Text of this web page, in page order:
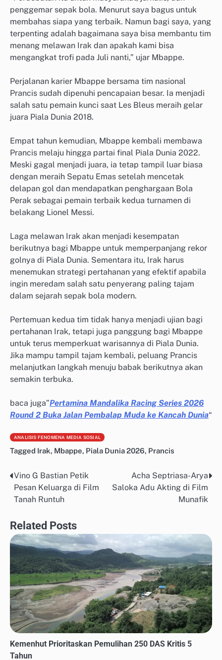
penggemar sepak bola. Menurut saya bagus untuk
membahas siapa yang terbaik. Namun bagi saya, yang
terpenting adalah bagaimana saya bisa membantu tim
menang melawan Irak dan apakah kami bisa
mengangkat trofi pada Juli nanti,” ujar Mbappe.
Perjalanan karier Mbappe bersama tim nasional
Prancis sudah dipenuhi pencapaian besar. Ia menjadi
salah satu pemain kunci saat Les Bleus meraih gelar
juara Piala Dunia 2018.
Empat tahun kemudian, Mbappe kembali membawa
Prancis melaju hingga partai final Piala Dunia 2022.
Meski gagal menjadi juara, ia tetap tampil luar biasa
dengan meraih Sepatu Emas setelah mencetak
delapan gol dan mendapatkan penghargaan Bola
Perak sebagai pemain terbaik kedua turnamen di
belakang Lionel Messi.
Laga melawan Irak akan menjadi kesempatan
berikutnya bagi Mbappe untuk memperpanjang rekor
golnya di Piala Dunia. Sementara itu, Irak harus
menemukan strategi pertahanan yang efektif apabila
ingin meredam salah satu penyerang paling tajam
dalam sejarah sepak bola modern.
Pertemuan kedua tim tidak hanya menjadi ujian bagi
pertahanan Irak, tetapi juga panggung bagi Mbappe
untuk terus memperkuat warisannya di Piala Dunia.
Jika mampu tampil tajam kembali, peluang Prancis
melanjutkan langkah menuju babak berikutnya akan
semakin terbuka.
baca juga”Pertamina Mandalika Racing Series 2026
Round 2 Buka Jalan Pembalap Muda ke Kancah Dunia“
ANALISIS FENOMENA MEDIA SOSIAL
Tagged Irak, Mbappe, Piala Dunia 2026, Prancis
Post
navigation
Vino G Bastian Petik
Pesan Keluarga di Film
Tanah Runtuh
Acha Septriasa-Arya
Saloka Adu Akting di Film
Munafik
Related Posts
Kemenhut Prioritaskan Pemulihan 250 DAS Kritis 5
Tahun